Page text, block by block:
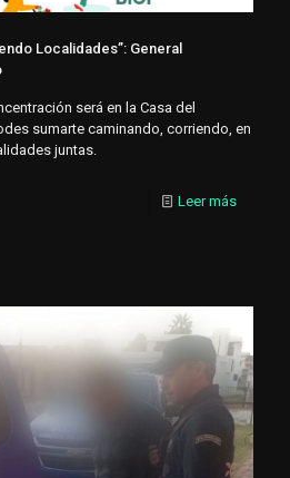
Localidades”: General
será en la Casa del
sumarte caminando, corriendo, en
juntas.
Leer más